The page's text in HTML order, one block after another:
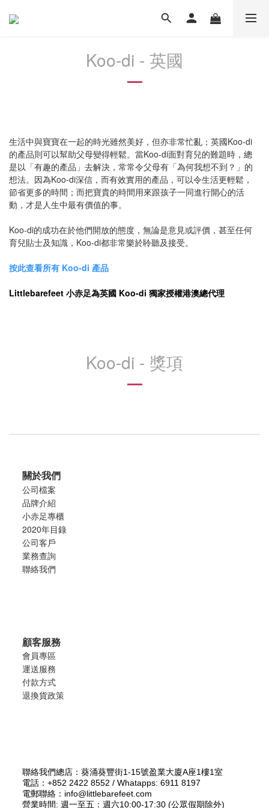
Koo-di - 英國
生活中與寶寶在一起的時光雖然美好，但亦非常忙亂；英國Koo-di
的產品則可以幫助父母變得輕鬆。 當Koo-di面對育兒的難題時，總
是以「有趣的產品」去解決，常常令父母有「為何我想不到？」的
想法。因為Koo-di深信，而有效實用的產品，可以令生活更輕鬆，
節省更多的時間；而把寶貴的時間用來跟孩子一同進行開心的活
動，才是人生中最有價值的事。
Koo-di的成功在於他們開放的態度，無論是意見或評價，甚至任何
育兒貼士及知識，Koo-di都非常樂於聆聽及接受。
按此查看所有 Koo-di 產品
Littlebarefeet 小赤足為英國 Koo-di 獨家授權港澳總代理
Koo-di - 獎項
關於我們
公司檔案
品牌介紹
小赤足專櫃
2020年目錄
公司客戶
業務查詢
聯絡我們
顧客服務
會員專區
運送服務
付款方式
退換貨政策
聯絡我們總店：葵涌葵豐街1-15號盈業大廈A座1樓1室
電話：+852 2422 8552 / Whatapps: 6911 8197
電郵聯絡：info@littlebarefeet.com
營業時間: 週一至五：週六10:00-17:30 (公眾假期除外)